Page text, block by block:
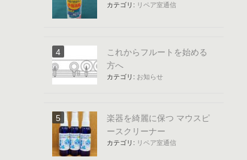
カテゴリ: リペア室通信
これからフルートを始める
方へ
カテゴリ: お知らせ
楽器を綺麗に保つ マウスピ
ースクリーナー
カテゴリ: リペア室通信